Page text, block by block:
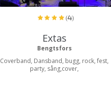
(4)
Extas
Bengtsfors
Coverband, Dansband, bugg, rock, fest,
party, sång,cover,